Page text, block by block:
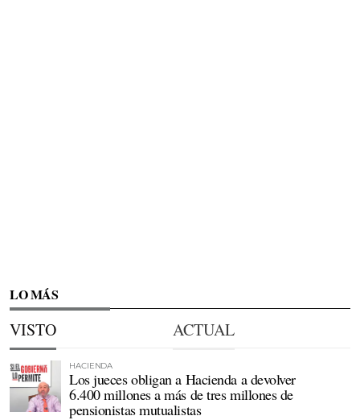
LO MÁS
VISTO ACTUAL
HACIENDA
Los jueces obligan a Hacienda a devolver
6.400 millones a más de tres millones de
pensionistas mutualistas